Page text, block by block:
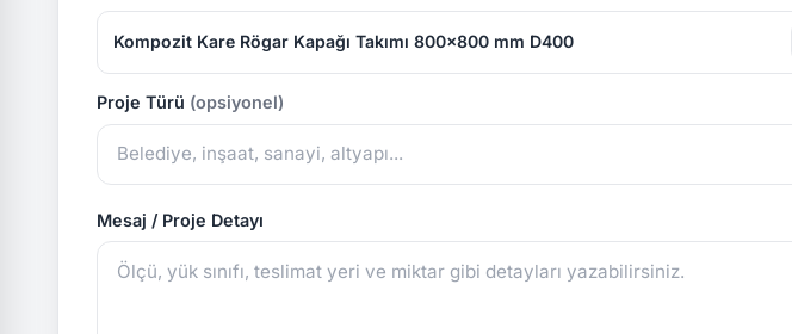
Kompozit Kare Rögar Kapağı Takımı 800x800 mm D400
Proje Türü (opsiyonel)
Mesaj / Proje Detayı